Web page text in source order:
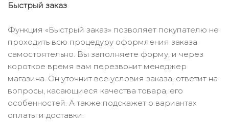
Быстрый заказ
Функция «Быстрый заказ» позволяет покупателю не
проходить всю процедуру оформления заказа
самостоятельно. Вы заполняете форму, и через
короткое время вам перезвонит менеджер
магазина. Он уточнит все условия заказа, ответит на
вопросы, касающиеся качества товара, его
особенностей. А также подскажет о вариантах
оплаты и доставки.